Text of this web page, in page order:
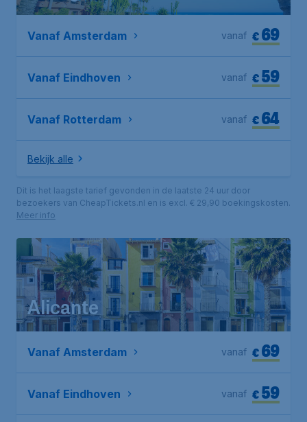
Vanaf Amsterdam €69
vanaf
Vanaf Eindhoven €59
vanaf
Vanaf Rotterdam €64
vanaf
Bekijk alle
Dit is het laagste tarief gevonden in de laatste 24 uur door
bezoekers van CheapTickets.nl en is excl. € 29,90 boekingskosten.
Meer info
Alicante
Vanaf Amsterdam €69
vanaf
Vanaf Eindhoven €59
vanaf